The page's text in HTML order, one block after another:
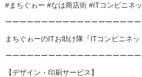
#まちぐゎー #なは商店街 #ITコンビニネ
ーーーーーーーーーーーーーーーーーー
まちぐゎーのITお助け隊『ITコンビニネッ
ーーーーーーーーーーーーーーーーーー
【デザイン・印刷サービス】